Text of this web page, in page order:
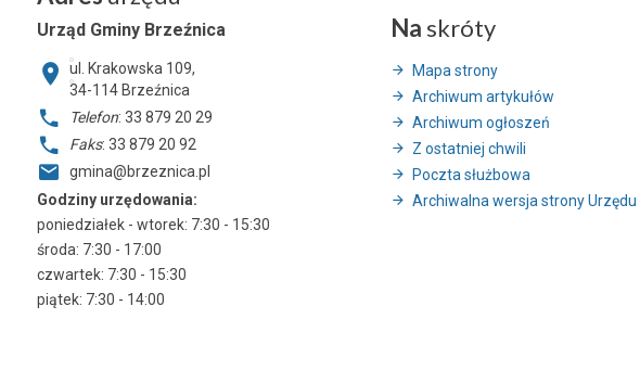
Urząd Gminy Brzeźnica
ul. Krakowska 109,
34-114 Brzeźnica
Telefon: 33 879 20 29
Faks: 33 879 20 92
gmina@brzeznica.pl
Godziny urzędowania:
poniedziałek - wtorek: 7:30 - 15:30
środa: 7:30 - 17:00
czwartek: 7:30 - 15:30
piątek: 7:30 - 14:00
Na skróty
Mapa strony
Archiwum artykułów
Archiwum ogłoszeń
Z ostatniej chwili
Poczta służbowa
Archiwalna wersja strony Urzędu